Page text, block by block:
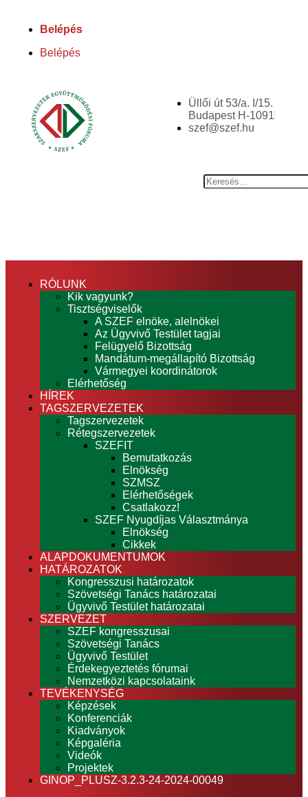
Belépés
Belépés
Üllői út 53/a. I/15.
Budapest H-1091
szef@szef.hu
RÓLUNK
Kik vagyunk?
Tisztségviselők
A SZEF elnöke, alelnökei
Az Ügyvivő Testület tagjai
Felügyelő Bizottság
Mandátum-megállapító Bizottság
Vármegyei koordinátorok
Elérhetőség
HÍREK
TAGSZERVEZETEK
Tagszervezetek
Rétegszervezetek
SZEFIT
Bemutatkozás
Elnökség
SZMSZ
Elérhetőségek
Csatlakozz!
SZEF Nyugdíjas Választmánya
Elnökség
Cikkek
ALAPDOKUMENTUMOK
HATÁROZATOK
Kongresszusi határozatok
Szövetségi Tanács határozatai
Ügyvivő Testület határozatai
SZERVEZET
SZEF kongresszusai
Szövetségi Tanács
Ügyvivő Testület
Érdekegyeztetés fórumai
Nemzetközi kapcsolataink
TEVÉKENYSÉG
Képzések
Konferenciák
Kiadványok
Képgaléria
Videók
Projektek
GINOP_PLUSZ-3.2.3-24-2024-00049